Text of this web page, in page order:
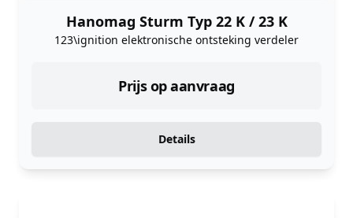
Hanomag Sturm Typ 22 K / 23 K
123\ignition elektronische ontsteking verdeler
Prijs op aanvraag
Details